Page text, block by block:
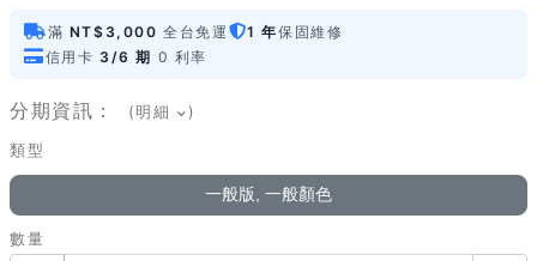
滿 NT$3,000 全台免運 1 年保固維修
信用卡 3/6 期 0 利率
分期資訊： (明細 )
類型
一般版, 一般顏色
數量